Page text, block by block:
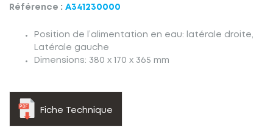
Référence : A341230000
Position de l’alimentation en eau: latérale droite,
Latérale gauche
Dimensions: 380 x 170 x 365 mm
Fiche Technique